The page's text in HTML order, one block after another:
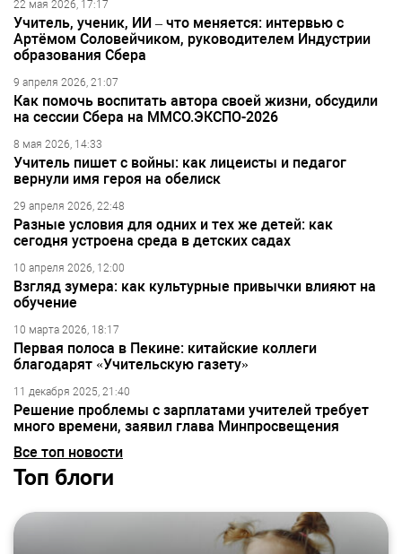
22 мая 2026, 17:17
Учитель, ученик, ИИ – что меняется: интервью с
Артёмом Соловейчиком, руководителем Индустрии
образования Сбера
9 апреля 2026, 21:07
Как помочь воспитать автора своей жизни, обсудили
на сессии Сбера на ММСО.ЭКСПО-2026
8 мая 2026, 14:33
Учитель пишет с войны: как лицеисты и педагог
вернули имя героя на обелиск
29 апреля 2026, 22:48
Разные условия для одних и тех же детей: как
сегодня устроена среда в детских садах
10 апреля 2026, 12:00
Взгляд зумера: как культурные привычки влияют на
обучение
10 марта 2026, 18:17
Первая полоса в Пекине: китайские коллеги
благодарят «Учительскую газету»
11 декабря 2025, 21:40
Решение проблемы с зарплатами учителей требует
много времени, заявил глава Минпросвещения
Все топ новости
Топ блоги